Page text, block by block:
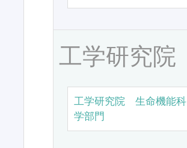
工学研究院
工学研究院 生命機能科
学部門